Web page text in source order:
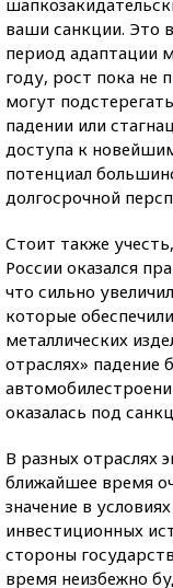
ваши санкции. Это
период адаптации
году, рост пока не
могут
падении или
доступа к
потенциал
долгосрочной
Стоит также
России оказался
что сильно
которые
металлических
отраслях»
оказалась под
В разных отраслях
ближайшее время
значение в
инвестиционных
стороны
время неизбежно